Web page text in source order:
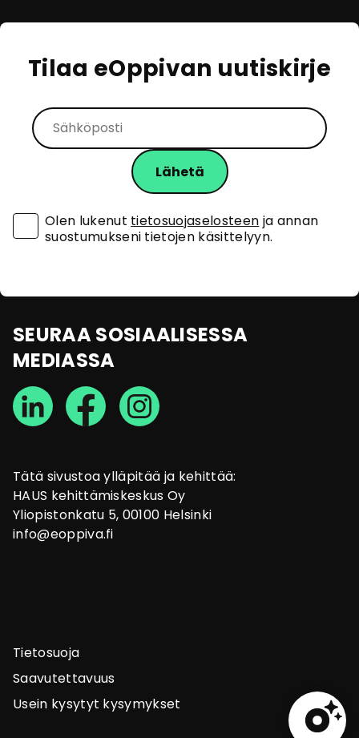
Tilaa eOppivan uutiskirje
Olen lukenut tietosuojaselosteen ja annan
suostumukseni tietojen käsittelyyn.
SEURAA SOSIAALISESSA
MEDIASSA
Tätä sivustoa ylläpitää ja kehittää:
HAUS kehittämiskeskus Oy
Yliopistonkatu 5, 00100 Helsinki
info@eoppiva.fi
Tietosuoja
Saavutettavuus
Usein kysytyt kysymykset